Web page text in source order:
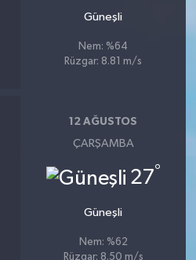
Güneşli
Nem: %64
Rüzgar: 8.81 m/s
12 AĞUSTOS
ÇARŞAMBA
27°
Güneşli
Nem: %62
Rüzgar: 8.50 m/s